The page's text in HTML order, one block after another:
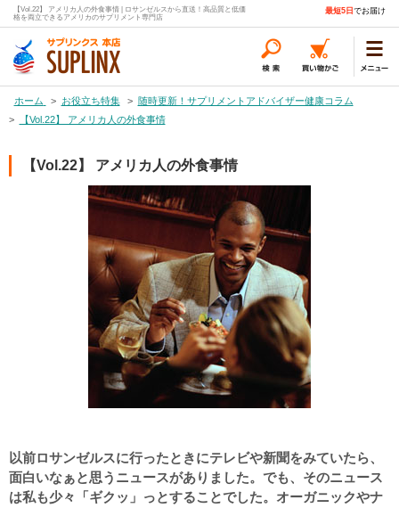
【Vol.22】 アメリカ人の外食事情 | ロサンゼルスから直送！高品質と低価
格を両立できるアメリカのサプリメント専門店
最短5日 でお届け
ホーム > お役立ち特集 > 随時更新！サプリメントアドバイザー健康コラム
>
【Vol.22】 アメリカ人の外食事情
【Vol.22】 アメリカ人の外食事情
以前ロサンゼルスに行ったときにテレビや新聞をみていたら、
面白いなぁと思うニュースがありました。でも、そのニュース
は私も少々「ギクッ」っとすることでした。オーガニックやナ